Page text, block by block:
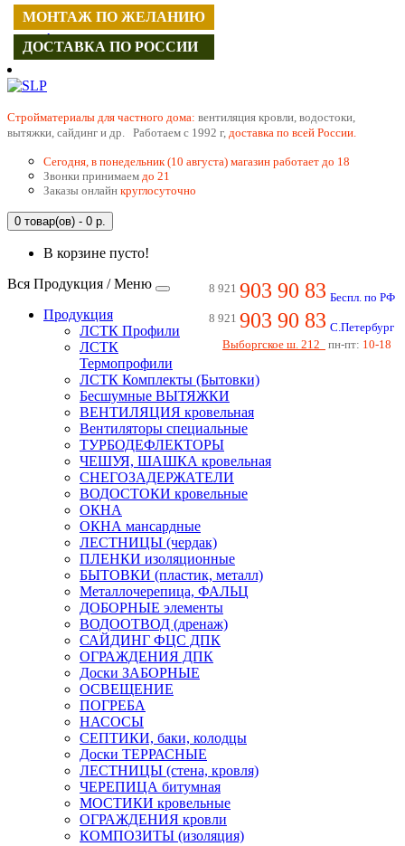
Регистрация
Авторизация
Cтройматериалы для частного дома: вентиляция кровли, водостоки,
вытяжки, сайдинг и др. Работаем с 1992 г, доставка по всей России.
Сегодня, в понедельник (10 августа) магазин работает до 18
Звонки принимаем до 21
Заказы онлайн круглосуточно
0 товар(ов) - 0 р.
В корзине пусто!
8 921 903 90 83 Беспл. по РФ
8 921 903 90 83 С.Петербург
Выборгское ш. 212
пн-пт: 10-18
Вся Продукция / Меню
Продукция
ЛСТК Профили
ЛСТК
Термопрофили
ЛСТК Комплекты (Бытовки)
Бесшумные ВЫТЯЖКИ
ВЕНТИЛЯЦИЯ кровельная
Вентиляторы специальные
ТУРБОДЕФЛЕКТОРЫ
ЧЕШУЯ, ШАШКА кровельная
СНЕГОЗАДЕРЖАТЕЛИ
ВОДОСТОКИ кровельные
ОКНА
ОКНА мансардные
ЛЕСТНИЦЫ (чердак)
ПЛЕНКИ изоляционные
БЫТОВКИ (пластик, металл)
Металлочерепица, ФАЛЬЦ
ДОБОРНЫЕ элементы
ВОДООТВОД (дренаж)
САЙДИНГ ФЦС ДПК
ОГРАЖДЕНИЯ ДПК
Доски ЗАБОРНЫЕ
ОСВЕЩЕНИЕ
ПОГРЕБА
НАСОСЫ
СЕПТИКИ, баки, колодцы
Доски ТЕРРАСНЫЕ
ЛЕСТНИЦЫ (стена, кровля)
ЧЕРЕПИЦА битумная
МОСТИКИ кровельные
ОГРАЖДЕНИЯ кровли
КОМПОЗИТЫ (изоляция)
МОНТАЖ ПО ЖЕЛАНИЮ
ДОСТАВКА ПО РОССИИ
МОНТАЖ ПО ЖЕЛАНИЮ
ДОСТАВКА ПО РОССИИ
МОНТАЖ ПО ЖЕЛАНИЮ
ДОСТАВКА ПО РОССИИ
МОНТАЖ ПО ЖЕЛАНИЮ
ДОСТАВКА ПО РОССИИ
МОНТАЖ ПО ЖЕЛАНИЮ
ДОСТАВКА ПО РОССИИ
МОНТАЖ ПО ЖЕЛАНИЮ
ДОСТАВКА ПО РОССИИ
МОНТАЖ ПО ЖЕЛАНИЮ
ДОСТАВКА ПО РОССИИ